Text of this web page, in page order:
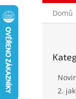
Domů
2.